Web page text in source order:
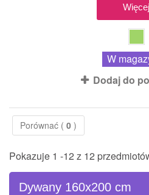
Więcej
W
Dodaj do
Porównać ( 0 )
Pokazuje 1 -12 z 12
Dywany 160x200 cm